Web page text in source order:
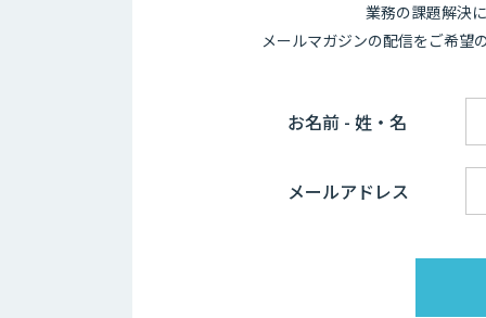
業務の課題解決
メールマガジンの配信をご希望
お名前 - 姓・名
メールアドレス